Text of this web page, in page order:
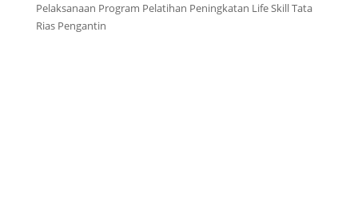
Pelaksanaan Program Pelatihan Peningkatan Life Skill Tata
Rias Pengantin